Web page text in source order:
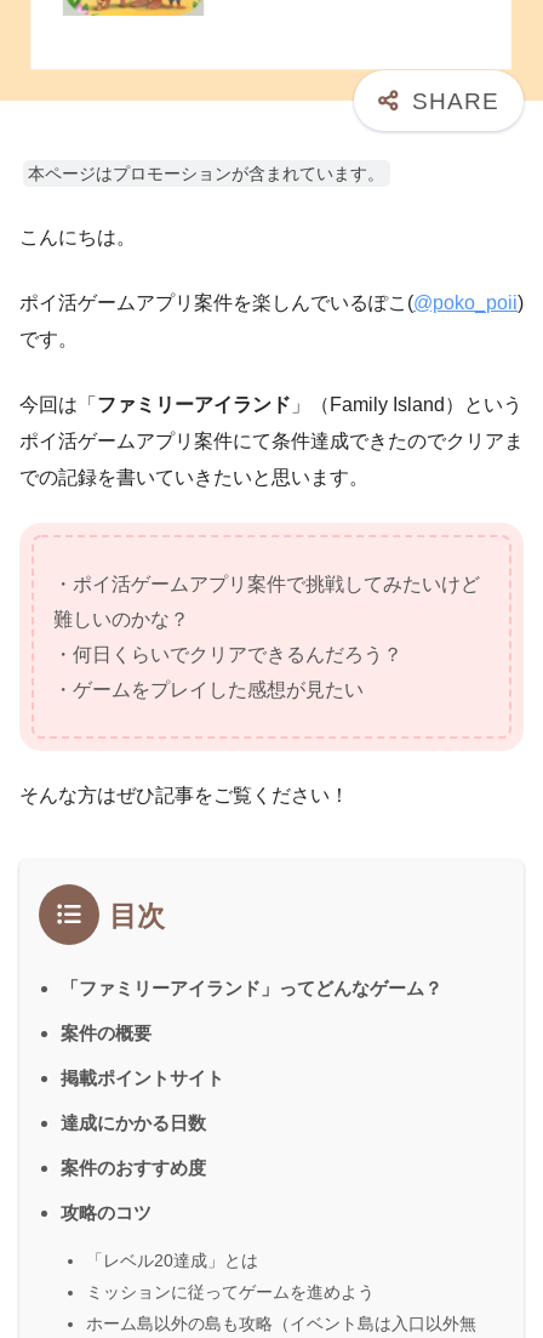
本ページはプロモーションが含まれています。
こんにちは。
ポイ活ゲームアプリ案件を楽しんでいるぽこ(@poko_poii)
です。
今回は「 ファミリーアイランド 」（Family Island）という
ポイ活ゲームアプリ案件にて条件達成できたのでクリアま
での記録を書いていきたいと思います。
・ポイ活ゲームアプリ案件で挑戦してみたいけど
難しいのかな？
・何日くらいでクリアできるんだろう？
・ゲームをプレイした感想が見たい
そんな方はぜひ記事をご覧ください！
目次
「ファミリーアイランド」ってどんなゲーム？
案件の概要
掲載ポイントサイト
達成にかかる日数
案件のおすすめ度
攻略のコツ
「レベル20達成」とは
ミッションに従ってゲームを進めよう
ホーム島以外の島も攻略（イベント島は入口以外無